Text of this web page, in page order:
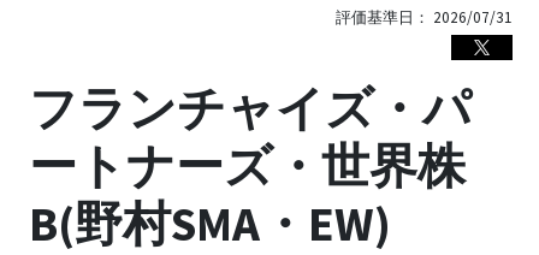
評価基準日： 2026/07/31
フランチャイズ・パ
ートナーズ・世界株
B(野村SMA・EW)